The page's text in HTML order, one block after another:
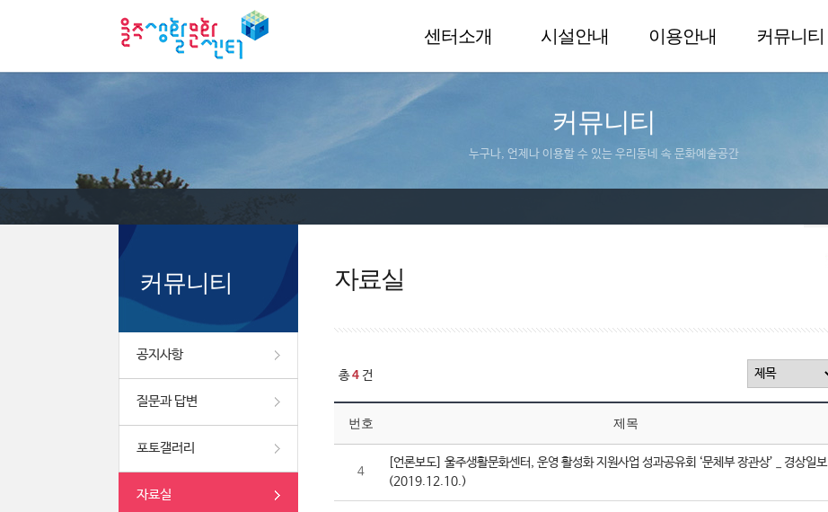
센터소개 시설안내 이용안내 커뮤니티
커뮤니티
누구나, 언제나 이용할 수 있는 우리동네 속 문화예술공간
커뮤니티
공지사항
질문과 답변
포토갤러리
자료실
자료실
총4 건
번호 제목
4
[언론보도] 울주생활문화센터, 운영 활성화 지원사업 성과공유회 ‘문체부 장관상’ _ 경상일보
(2019.12.10.)